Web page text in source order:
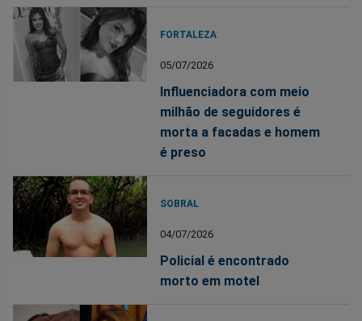
FORTALEZA
05/07/2026
Influenciadora com meio
milhão de seguidores é
morta a facadas e homem
é preso
SOBRAL
04/07/2026
Policial é encontrado
morto em motel